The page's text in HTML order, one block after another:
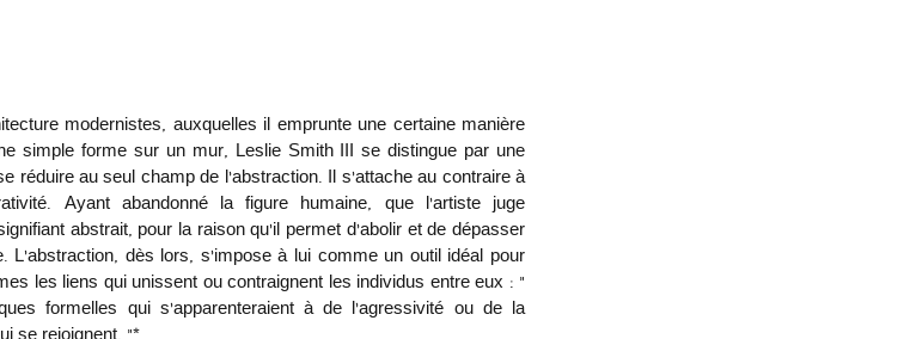
simple forme sur un mur, Leslie Smith III se distingue par une
réduire au seul champ de l’abstraction. Il s’attache au contraire à
Ayant abandonné la figure humaine, que l’artiste juge
abstrait, pour la raison qu’il permet d’abolir et de dépasser
dès lors, s’impose à lui comme un outil idéal pour
les liens qui unissent ou contraignent les individus entre eux : «
formelles qui s’apparenteraient à de l’agressivité ou de la